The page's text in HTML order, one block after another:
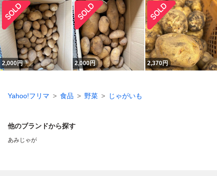
2,000円 2,000円 2,370円
Yahoo!フリマ 食品 野菜 じゃがいも
他のブランドから探す
あみじゃが